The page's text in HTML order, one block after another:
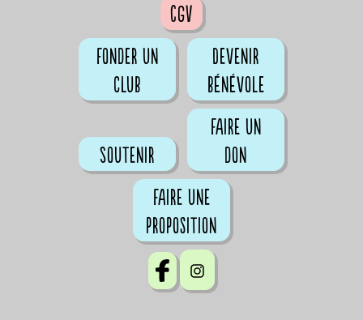
CGV
Fonder un
club
Devenir
bénévole
Soutenir
Faire un
don
Faire une
proposition